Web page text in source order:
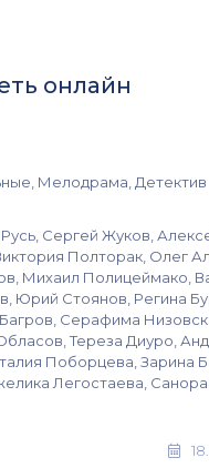
онлайн
Мелодрама, Детектив
Сергей Жуков,
Полторак, Олег
Михаил Полицеймако,
Юрий Стоянов, Регина
Серафима
Тереза Диуро,
Поборцева, Зарина
Легостаева, Санора